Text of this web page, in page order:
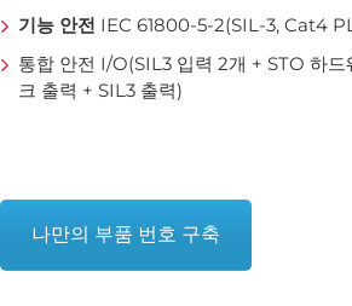
기능 안전 IEC 61800-5-2(SIL-3, Cat4
통합 안전 I/O(SIL3 입력 2개 + STO 하
크 출력 + SIL3 출력)
나만의 부품 번호 구축